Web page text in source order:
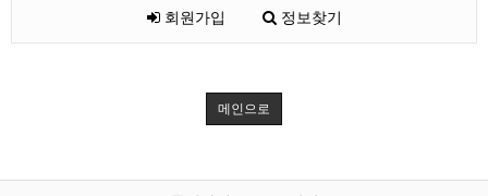
회원가입 정보찾기
메인으로